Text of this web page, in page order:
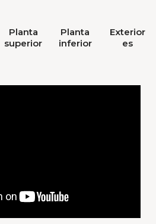
Planta
superior
Planta
inferior
Exterior
es